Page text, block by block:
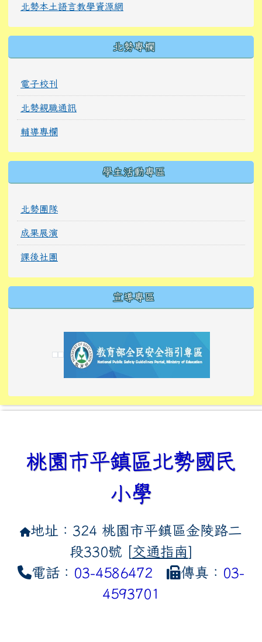
北勢本土語言教學資源網
北勢專欄
電子校刊
北勢親職通訊
輔導專欄
學生活動專區
北勢團隊
成果展演
課後社團
宣導專區
link to https://
link to https://10000.gov.tw/
link to https://
link to https://10000.gov.tw/
link to https://
link to https://
link to https://i.win.org.tw/
link to https://
link to https://
link to https://
link to https://
桃園市平鎮區北勢國民
小學
地址：324 桃園市平鎮區金陵路二
段330號 [交通指南]
電話： 03-4586472 傳真： 03-
4593701